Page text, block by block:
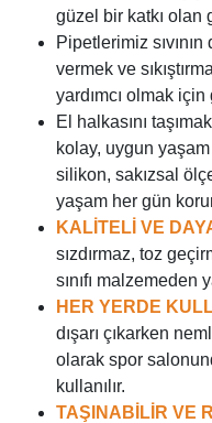
güzel bir katkı olan
Pipetlerimiz
vermek ve
yardımcı olmak için
El halkasını
kolay, uygun yaşam
silikon, sakızsal
yaşam her gün
KALİTELİ VE
sızdırmaz, toz
sınıfı malzemeden
HER YERDE
dışarı çıkarken
olarak spor
kullanılır.
TAŞINABİLİR VE